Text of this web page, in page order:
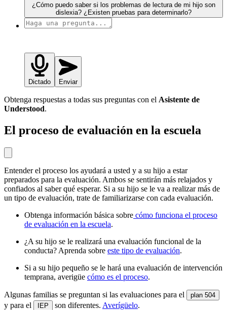
¿Cómo puedo saber si los problemas de lectura de mi hijo son
dislexia? ¿Existen pruebas para determinarlo?
Dictado Enviar
Obtenga respuestas a todas sus preguntas con el Asistente de
Understood.
El proceso de evaluación en la escuela
Entender el proceso los ayudará a usted y a su hijo a estar
preparados para la evaluación. Ambos se sentirán más relajados y
confiados al saber qué esperar. Si a su hijo se le va a realizar más de
un tipo de evaluación, trate de familiarizarse con cada evaluación.
Obtenga información básica sobre cómo funciona el proceso
de evaluación en la escuela.
¿A su hijo se le realizará una evaluación funcional de la
conducta? Aprenda sobre este tipo de evaluación.
Si a su hijo pequeño se le hará una evaluación de intervención
temprana, averigüe cómo es el proceso.
Algunas familias se preguntan si las evaluaciones para el plan 504
y para el IEP son diferentes. Averígüelo.